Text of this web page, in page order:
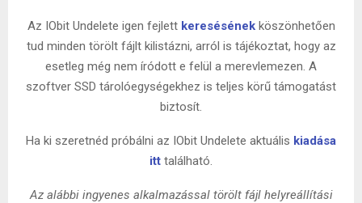
Az IObit Undelete igen fejlett keresésénekköszönhetően
tud minden törölt fájlt kilistázni, arról is tájékoztat, hogy az
esetleg még nem íródott e felül a merevlemezen. A
szoftver SSD tárolóegységekhez is teljes körű támogatást
biztosít.
Ha ki szeretnéd próbálni az IObit Undelete aktuális kiadása
itt található.
Az alábbi ingyenes alkalmazással törölt fájl helyreállítási